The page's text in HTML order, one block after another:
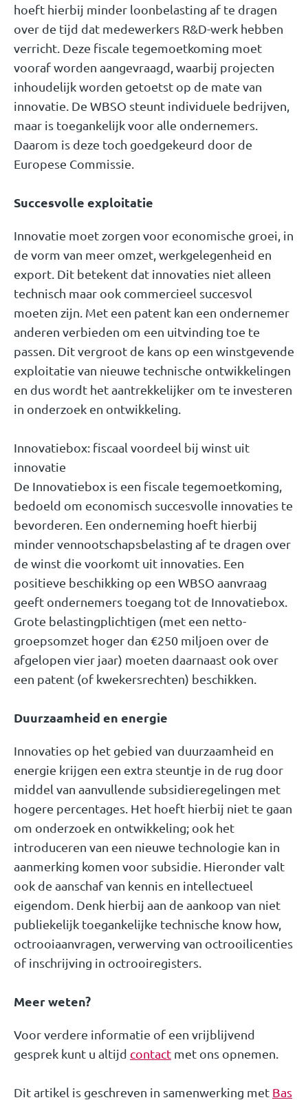
hoeft hierbij minder loonbelasting af te dragen
over de tijd dat medewerkers R&D-werk hebben
verricht. Deze fiscale tegemoetkoming moet
vooraf worden aangevraagd, waarbij projecten
inhoudelijk worden getoetst op de mate van
innovatie. De WBSO steunt individuele bedrijven,
maar is toegankelijk voor alle ondernemers.
Daarom is deze toch goedgekeurd door de
Europese Commissie.
Succesvolle exploitatie
Innovatie moet zorgen voor economische groei, in
de vorm van meer omzet, werkgelegenheid en
export. Dit betekent dat innovaties niet alleen
technisch maar ook commercieel succesvol
moeten zijn. Met een patent kan een ondernemer
anderen verbieden om een uitvinding toe te
passen. Dit vergroot de kans op een winstgevende
exploitatie van nieuwe technische ontwikkelingen
en dus wordt het aantrekkelijker om te investeren
in onderzoek en ontwikkeling.
Innovatiebox: fiscaal voordeel bij winst uit
innovatie
De Innovatiebox is een fiscale tegemoetkoming,
bedoeld om economisch succesvolle innovaties te
bevorderen. Een onderneming hoeft hierbij
minder vennootschapsbelasting af te dragen over
de winst die voorkomt uit innovaties. Een
positieve beschikking op een WBSO aanvraag
geeft ondernemers toegang tot de Innovatiebox.
Grote belastingplichtigen (met een netto-
groepsomzet hoger dan €250 miljoen over de
afgelopen vier jaar) moeten daarnaast ook over
een patent (of kwekersrechten) beschikken.
Duurzaamheid en energie
Innovaties op het gebied van duurzaamheid en
energie krijgen een extra steuntje in de rug door
middel van aanvullende subsidieregelingen met
hogere percentages. Het hoeft hierbij niet te gaan
om onderzoek en ontwikkeling; ook het
introduceren van een nieuwe technologie kan in
aanmerking komen voor subsidie. Hieronder valt
ook de aanschaf van kennis en intellectueel
eigendom. Denk hierbij aan de aankoop van niet
publiekelijk toegankelijke technische know how,
octrooiaanvragen, verwerving van octrooilicenties
of inschrijving in octrooiregisters.
Meer weten?
Voor verdere informatie of een vrijblijvend
gesprek kunt u altijd contact met ons opnemen.
Dit artikel is geschreven in samenwerking met Bas